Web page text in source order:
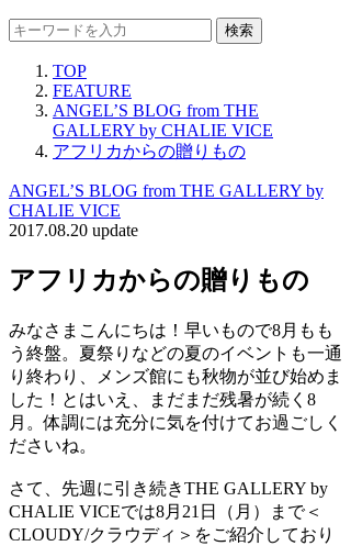
検索
TOP
FEATURE
ANGEL’S BLOG from THE
GALLERY by CHALIE VICE
アフリカからの贈りもの
ANGEL’S BLOG from THE GALLERY by
CHALIE VICE
2017.08.20 update
アフリカからの贈りもの
みなさまこんにちは！早いもので8月もも
う終盤。夏祭りなどの夏のイベントも一通
り終わり、メンズ館にも秋物が並び始めま
した！とはいえ、まだまだ残暑が続く8
月。体調には充分に気を付けてお過ごしく
ださいね。
さて、先週に引き続きTHE GALLERY by
CHALIE VICEでは8月21日（月）まで＜
CLOUDY/クラウディ＞をご紹介しており